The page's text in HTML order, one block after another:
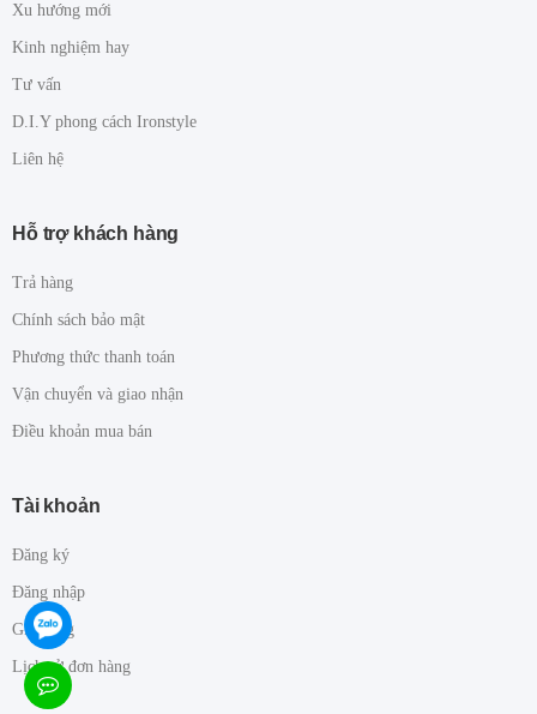
Xu hướng mới
Kinh nghiệm hay
Tư vấn
D.I.Y phong cách Ironstyle
Liên hệ
Hỗ trợ khách hàng
Trả hàng
Chính sách bảo mật
Phương thức thanh toán
Vận chuyển và giao nhận
Điều khoản mua bán
Tài khoản
Đăng ký
Đăng nhập
Giỏ hàng
Lịch sử đơn hàng